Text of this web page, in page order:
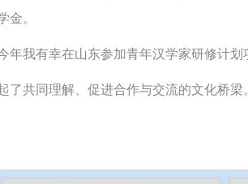
金。
我有幸在山东参加青年汉学家研修计划
共同理解、促进合作与交流的文化桥梁